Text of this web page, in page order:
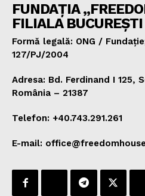
FUNDAȚIA
FILIALA BUCUREȘTI
Formă legală: ONG /
127/PJ/2004
Adresa: Bd. Ferdinand I 125,
România – 21387
Telefon: +40.743.291.261
E-mail: